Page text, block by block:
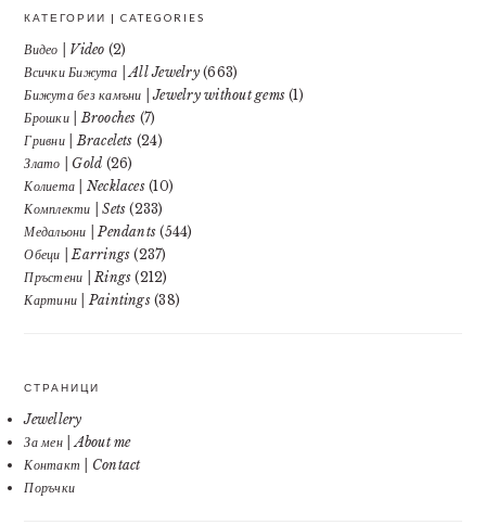
КАТЕГОРИИ | CATEGORIES
Видео | Video (2)
Всички Бижута | All Jewelry(663)
Бижута без камъни | Jewelry without gems (1)
Брошки | Brooches (7)
Гривни | Bracelets (24)
Злато | Gold (26)
Колиета | Necklaces(10)
Комплекти | Sets (233)
Медальони | Pendants (544)
Обеци | Earrings (237)
Пръстени | Rings (212)
Картини | Paintings(38)
СТРАНИЦИ
Jewellery
За мен | About me
Контакт | Contact
Поръчки